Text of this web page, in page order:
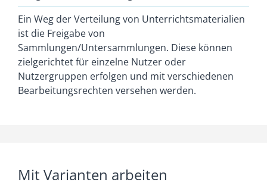
Ein Weg der Verteilung von Unterrichtsmaterialien
ist die Freigabe von
Sammlungen/Untersammlungen. Diese können
zielgerichtet für einzelne Nutzer oder
Nutzergruppen erfolgen und mit verschiedenen
Bearbeitungsrechten versehen werden.
Mit Varianten arbeiten